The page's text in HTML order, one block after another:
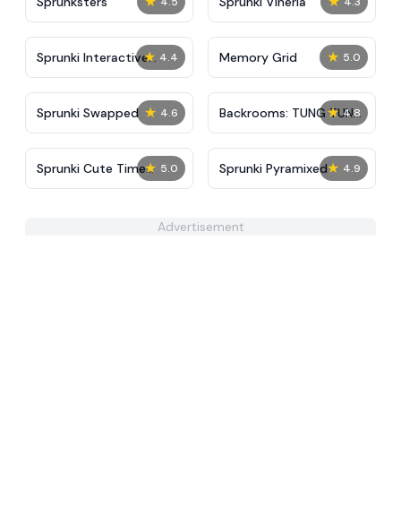
★ 4.4
Sprunki Interactive
Tunner
★ 5.0
Memory Grid
★ 4.6
Sprunki Swapped ★ 4.8
Backrooms: TUNG TUNG
TUNG SAUR
★ 5.0
Sprunki Cute Time
Mega!!!
★ 4.9
Sprunki Pyramixed
Advertisement